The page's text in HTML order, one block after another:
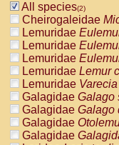
All species(2)
Cheirogaleidae
Lemuridae
Lemuridae
Lemuridae
Lemuridae Lemur
Lemuridae
Galagidae Galago
Galagidae Galago
Galagidae
Galagidae